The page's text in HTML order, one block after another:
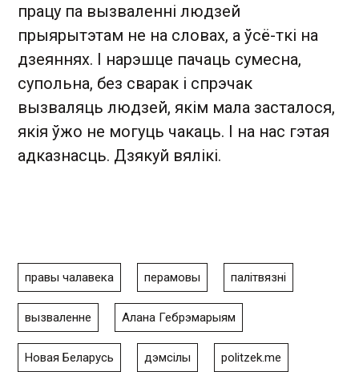
працу па вызваленні людзей
прыярытэтам не на словах, а ўсё-ткі на
дзеяннях. І нарэшце пачаць сумесна,
супольна, без сварак і спрэчак
вызваляць людзей, якім мала засталося,
якія ўжо не могуць чакаць. І на нас гэтая
адказнасць. Дзякуй вялікі.
правы чалавека перамовы палітвязні
вызваленне Алана Гебрэмарыям
Новая Беларусь дэмсілы politzek.me